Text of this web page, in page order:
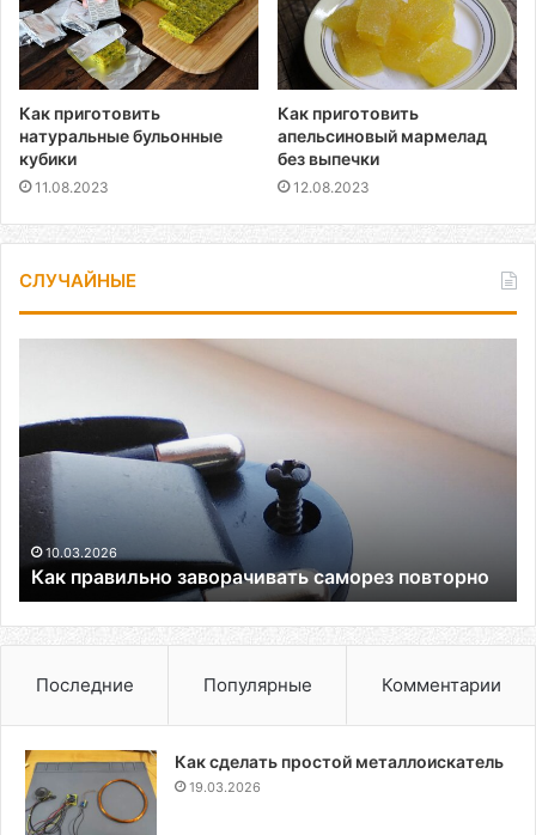
Как приготовить
натуральные бульонные
кубики
11.08.2023
Как приготовить
апельсиновый мармелад
без выпечки
12.08.2023
СЛУЧАЙНЫЕ
саморез
повторно
10.03.2026
Как правильно заворачивать саморез повторно
Последние Популярные Комментарии
Как сделать простой металлоискатель
19.03.2026